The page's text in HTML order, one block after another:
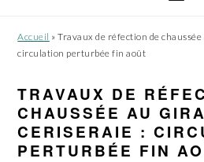
Accueil »Travaux de réfection de
circulation perturbée fin août
TRAVAUX DE
CHAUSSÉE AU
CERISERAIE :
PERTURBÉE FIN